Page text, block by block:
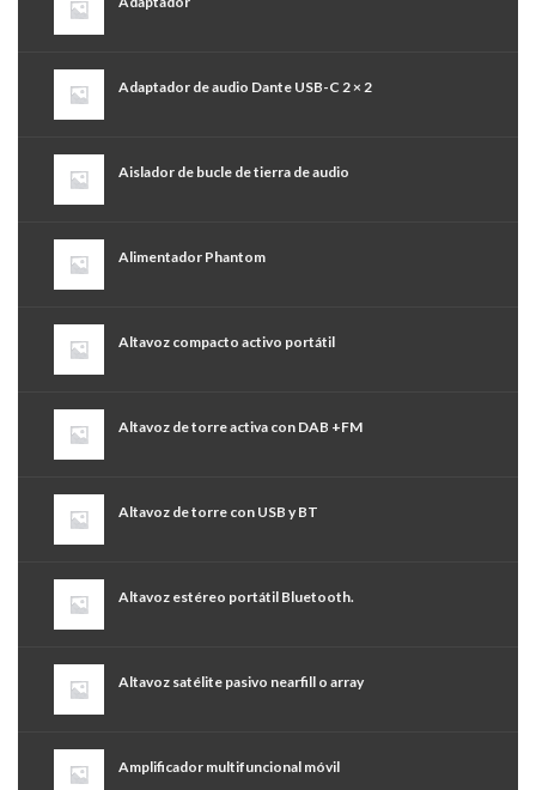
Adaptador de audio Dante USB-C 2 × 2
Aislador de bucle de tierra de audio
Alimentador Phantom
Altavoz compacto activo portátil
Altavoz de torre activa con DAB +FM
Altavoz de torre con USB y BT
Altavoz estéreo portátil Bluetooth.
Altavoz satélite pasivo nearfill o array
Amplificador multifuncional móvil